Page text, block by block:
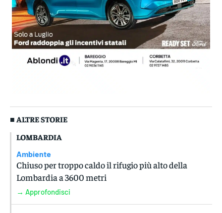
■ ALTRE STORIE
LOMBARDIA
Ambiente
Chiuso per troppo caldo il rifugio più alto della
Lombardia a 3600 metri
→ Approfondisci